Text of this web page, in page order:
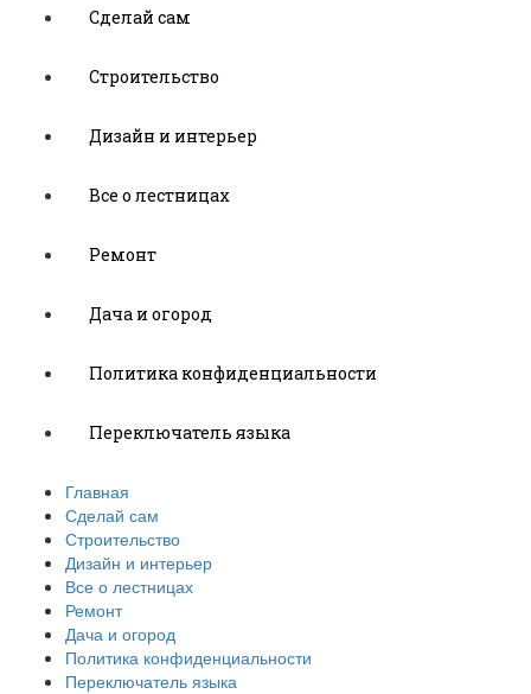
Сделай сам
Строительство
Дизайн и интерьер
Все о лестницах
Ремонт
Дача и огород
Политика конфиденциальности
Переключатель языка
Главная
Сделай сам
Строительство
Дизайн и интерьер
Все о лестницах
Ремонт
Дача и огород
Политика конфиденциальности
Переключатель языка